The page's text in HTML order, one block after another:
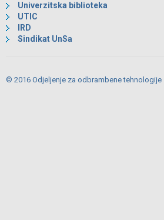
Univerzitska biblioteka
UTIC
IRD
Sindikat UnSa
© 2016 Odjeljenje za odbrambene tehnologije